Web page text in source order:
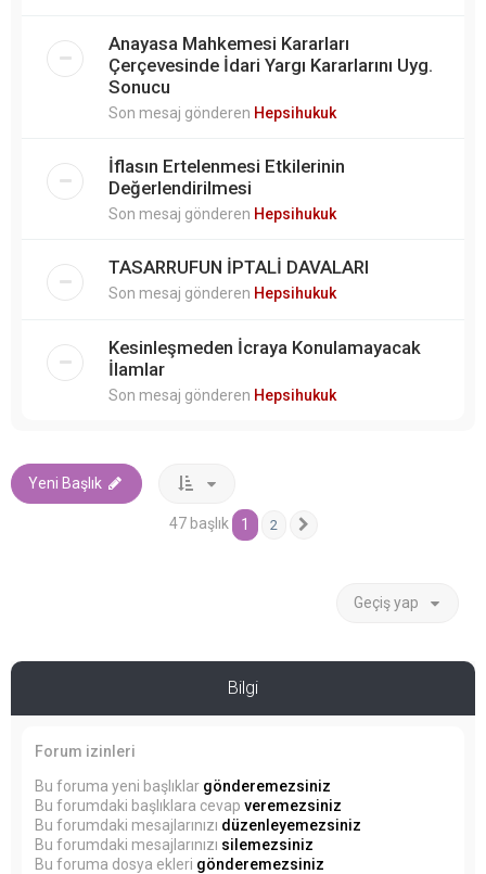
Anayasa Mahkemesi Kararları
Çerçevesinde İdari Yargı Kararlarını Uyg.
Sonucu
Son mesaj gönderen Hepsihukuk
İflasın Ertelenmesi Etkilerinin
Değerlendirilmesi
Son mesaj gönderen Hepsihukuk
TASARRUFUN İPTALİ DAVALARI
Son mesaj gönderen Hepsihukuk
Kesinleşmeden İcraya Konulamayacak
İlamlar
Son mesaj gönderen Hepsihukuk
Yeni Başlık
47 başlık 1 2
Geçiş yap
Bilgi
Forum izinleri
Bu foruma yeni başlıklar gönderemezsiniz
Bu forumdaki başlıklara cevap veremezsiniz
Bu forumdaki mesajlarınızı düzenleyemezsiniz
Bu forumdaki mesajlarınızı silemezsiniz
Bu foruma dosya ekleri gönderemezsiniz